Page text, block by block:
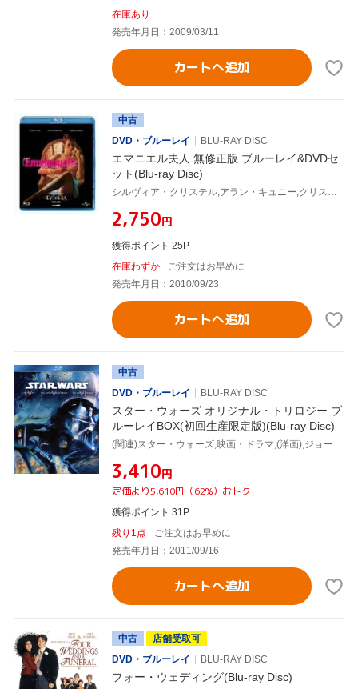
在庫あり
発売年月日：2009/03/11
カートへ追加
中古
DVD・ブルーレイ
BLU-RAY DISC
エマニエル夫人 無修正版 ブルーレイ&DVDセ
ット(Blu-ray Disc)
シルヴィア・クリステル,アラン・キュニー,クリスティーヌ・ボワッソン,ジュスト・ジャカン(監督),ピエール・バシュレ(音楽)
¥2,750円
獲得ポイント 25P
在庫わずか
ご注文はお早めに
発売年月日：2010/09/23
カートへ追加
中古
DVD・ブルーレイ
BLU-RAY DISC
スター・ウォーズ オリジナル・トリロジー ブ
ルーレイBOX(初回生産限定版)(Blu-ray Disc)
(関連)スター・ウォーズ,映画・ドラマ,(洋画),ジョージ・ルーカス(監督、脚本、製作総指揮),アーヴィン・カーシュナー(監督),リチャード・マーカンド(監督),ジョン・ウィリアムズ(音楽)
¥3,410円
定価より5,610円（62%）おトク
獲得ポイント 31P
残り1点
ご注文はお早めに
発売年月日：2011/09/16
カートへ追加
中古
店舗受取可
DVD・ブルーレイ
BLU-RAY DISC
フォー・ウェディング(Blu-ray Disc)